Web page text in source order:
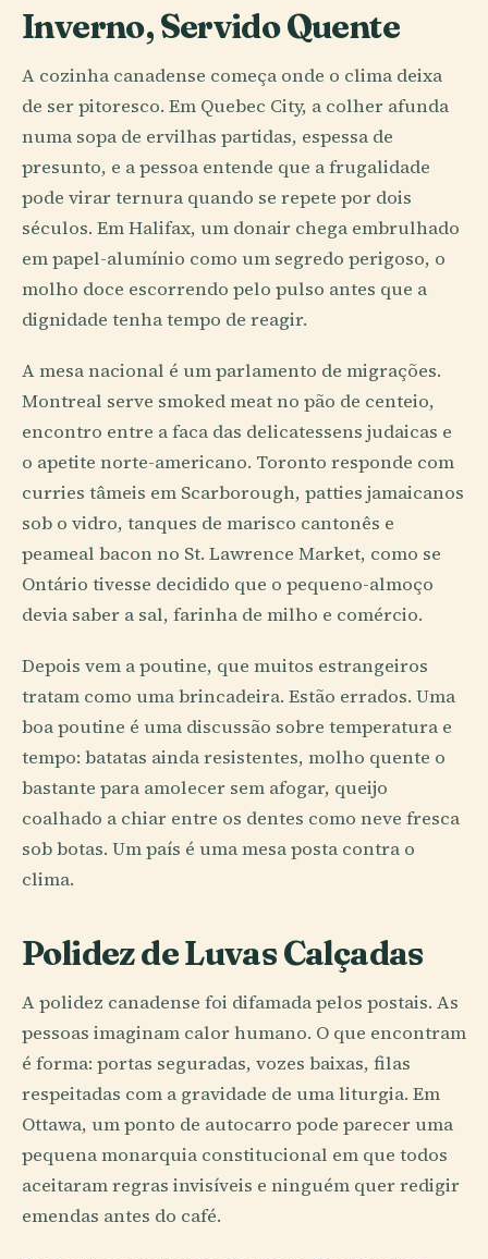
Inverno, Servido Quente
A cozinha canadense começa onde o clima deixa
de ser pitoresco. Em Quebec City, a colher afunda
numa sopa de ervilhas partidas, espessa de
presunto, e a pessoa entende que a frugalidade
pode virar ternura quando se repete por dois
séculos. Em Halifax, um donair chega embrulhado
em papel-alumínio como um segredo perigoso, o
molho doce escorrendo pelo pulso antes que a
dignidade tenha tempo de reagir.
A mesa nacional é um parlamento de migrações.
Montreal serve smoked meat no pão de centeio,
encontro entre a faca das delicatessens judaicas e
o apetite norte-americano. Toronto responde com
curries tâmeis em Scarborough, patties jamaicanos
sob o vidro, tanques de marisco cantonês e
peameal bacon no St. Lawrence Market, como se
Ontário tivesse decidido que o pequeno-almoço
devia saber a sal, farinha de milho e comércio.
Depois vem a poutine, que muitos estrangeiros
tratam como uma brincadeira. Estão errados. Uma
boa poutine é uma discussão sobre temperatura e
tempo: batatas ainda resistentes, molho quente o
bastante para amolecer sem afogar, queijo
coalhado a chiar entre os dentes como neve fresca
sob botas. Um país é uma mesa posta contra o
clima.
Polidez de Luvas Calçadas
A polidez canadense foi difamada pelos postais. As
pessoas imaginam calor humano. O que encontram
é forma: portas seguradas, vozes baixas, filas
respeitadas com a gravidade de uma liturgia. Em
Ottawa, um ponto de autocarro pode parecer uma
pequena monarquia constitucional em que todos
aceitaram regras invisíveis e ninguém quer redigir
emendas antes do café.